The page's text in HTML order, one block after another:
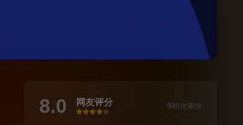
8.0 网友评分
很差
较差还行推荐力荐
999次评分